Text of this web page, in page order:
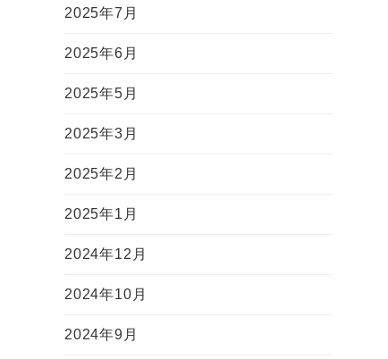
2025年7月
2025年6月
2025年5月
2025年3月
2025年2月
2025年1月
2024年12月
2024年10月
2024年9月